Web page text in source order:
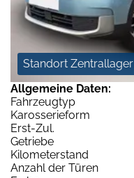
Standort Zentrallager
Allgemeine Daten:
Fahrzeugtyp
Karosserieform
Erst-Zul.
Getriebe
Kilometerstand
Anzahl der Türen